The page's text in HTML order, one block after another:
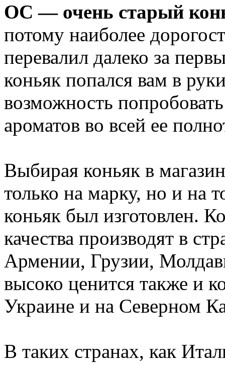
ОС — очень старый
потому наиболее
перевалил далеко за
коньяк попался вам в
возможность
ароматов во всей ее
Выбирая коньяк в
только на марку, но и на
коньяк был изготовлен.
качества производят в
Армении, Грузии,
высоко ценится также и
Украине и на Северном
В таких странах, как